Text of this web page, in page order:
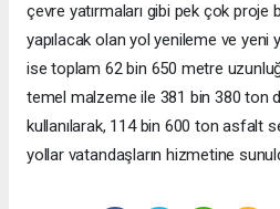
çevre yatırmaları gibi pek çok proje
yapılacak olan yol yenileme ve yeni
ise toplam 62 bin 650 metre
temel malzeme ile 381 bin 380 ton
kullanılarak, 114 bin 600 ton asfalt
yollar vatandaşların hizmetine